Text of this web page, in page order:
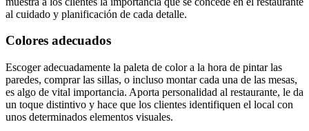
al cuidado y planificación de cada detalle.
Colores adecuados
Escoger adecuadamente la paleta de color a la hora de pintar las
paredes, comprar las sillas, o incluso montar cada una de las mesas,
es algo de vital importancia. Aporta personalidad al restaurante, le da
un toque distintivo y hace que los clientes identifiquen el local con
unos determinados elementos visuales.